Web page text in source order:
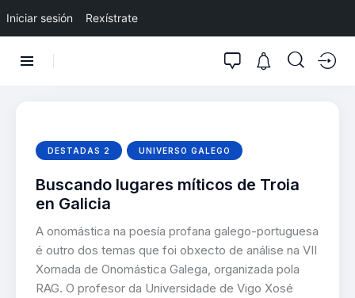
Iniciar sesión Rexístrate
DESTADAS 2 UNIVERSO GALEGO
Buscando lugares míticos de Troia
en Galicia
A onomástica na poesía profana galego-portuguesa
é outro dos temas que foi obxecto de análise na VII
Xornada de Onomástica Galega, organizada pola
RAG. O profesor da Universidade de Vigo Xosé